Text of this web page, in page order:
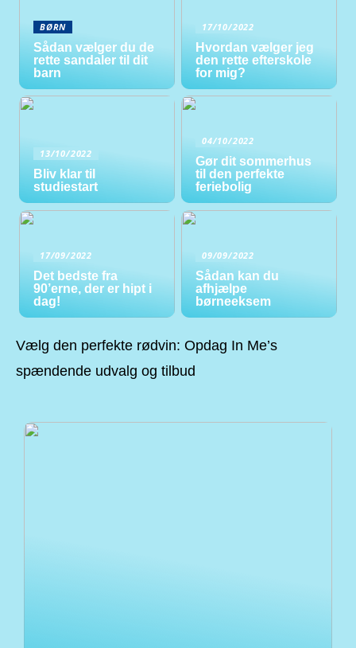
BØRN
Sådan vælger du de
rette sandaler til dit
barn
17/10/2022
Hvordan vælger jeg
den rette efterskole
for mig?
13/10/2022
Bliv klar til
studiestart
04/10/2022
Gør dit sommerhus
til den perfekte
feriebolig
17/09/2022
Det bedste fra
90’erne, der er hipt i
dag!
09/09/2022
Sådan kan du
afhjælpe
børneeksem
Vælg den perfekte rødvin: Opdag In Me’s
spændende udvalg og tilbud